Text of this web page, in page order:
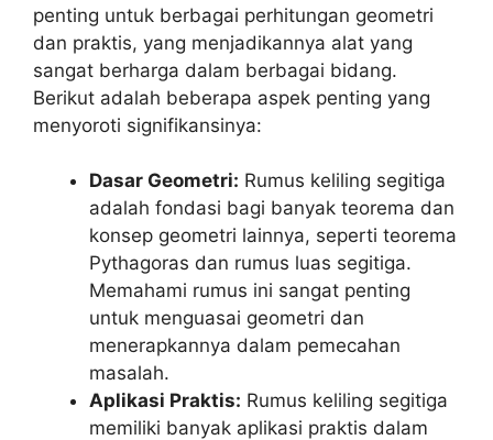
penting untuk berbagai perhitungan geometri
dan praktis, yang menjadikannya alat yang
sangat berharga dalam berbagai bidang.
Berikut adalah beberapa aspek penting yang
menyoroti signifikansinya:
Dasar Geometri: Rumus keliling segitiga
adalah fondasi bagi banyak teorema dan
konsep geometri lainnya, seperti teorema
Pythagoras dan rumus luas segitiga.
Memahami rumus ini sangat penting
untuk menguasai geometri dan
menerapkannya dalam pemecahan
masalah.
Aplikasi Praktis: Rumus keliling segitiga
memiliki banyak aplikasi praktis dalam